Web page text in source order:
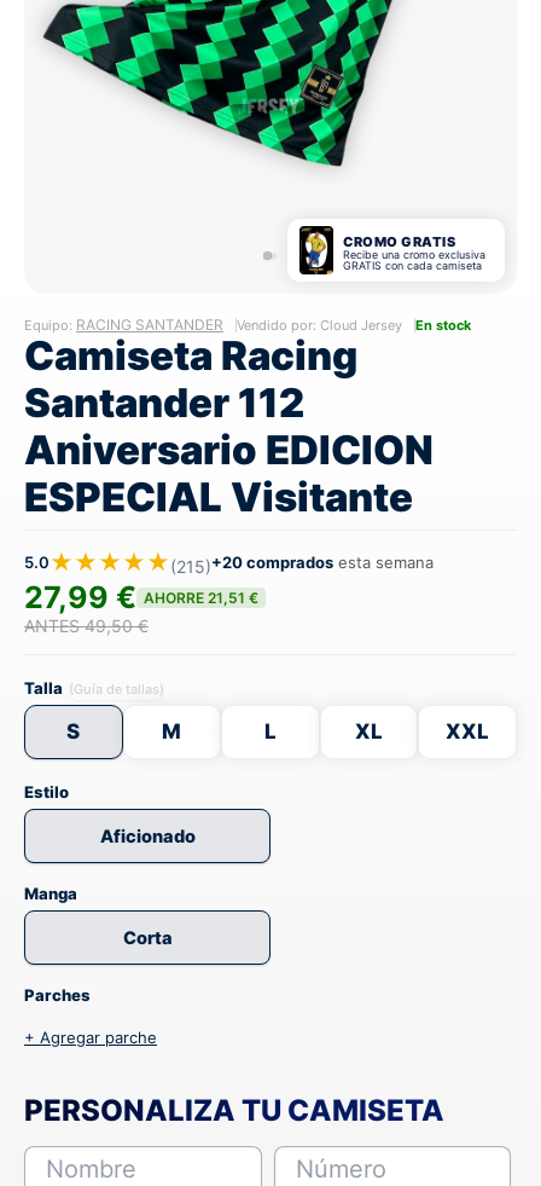
CROMO GRATIS
Recibe una cromo exclusiva
GRATIS con cada camiseta
Equipo: RACING SANTANDER Vendido por: Cloud Jersey En stock
Camiseta Racing
Santander 112
Aniversario EDICION
ESPECIAL Visitante
5.0★★★★★(215)+20 comprados esta semana
27,99 € AHORRE 21,51 €
ANTES 49,50 €
Talla (Guía de tallas)
S M L XL XXL
Estilo
Aficionado
Manga
Corta
Parches
+ Agregar parche
PERSONALIZA TU CAMISETA
Nombre Número